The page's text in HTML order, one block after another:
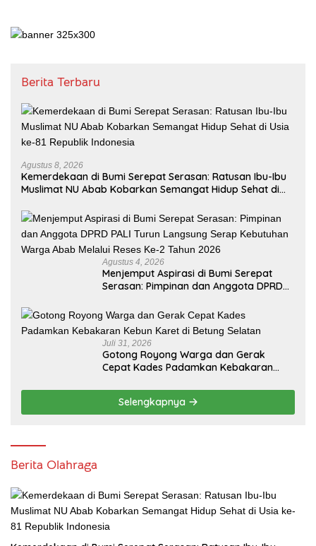
Berita Terbaru
Agustus 8, 2026
Kemerdekaan di Bumi Serepat Serasan: Ratusan Ibu-Ibu
Muslimat NU Abab Kobarkan Semangat Hidup Sehat di
Agustus 4, 2026
Menjemput Aspirasi di Bumi Serepat
Serasan: Pimpinan dan Anggota DPRD
Warga Abab Melalui Reses Ke-2 Tahun
2026
Juli 31, 2026
Gotong Royong Warga dan Gerak
Cepat Kades Padamkan Kebakaran
Selengkapnya
Berita Olahraga